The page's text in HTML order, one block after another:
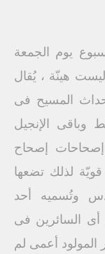
42 وينتهى الإسبوع يوم الجمعة
ليست هينّة ، يُقال
المسيح فى
فقط وباقى الإنجيل
إصحاح
لذلك تضعها
وتُسميه أحد
أى السائرين فى
المولود أعمى لم